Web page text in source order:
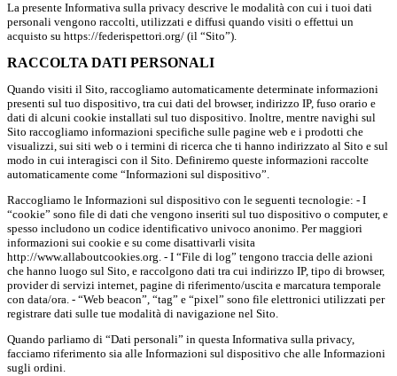
La presente Informativa sulla privacy descrive le modalità con cui i tuoi dati
personali vengono raccolti, utilizzati e diffusi quando visiti o effettui un
acquisto su https://federispettori.org/ (il “Sito”).
RACCOLTA DATI PERSONALI
Quando visiti il Sito, raccogliamo automaticamente determinate informazioni
presenti sul tuo dispositivo, tra cui dati del browser, indirizzo IP, fuso orario e
dati di alcuni cookie installati sul tuo dispositivo. Inoltre, mentre navighi sul
Sito raccogliamo informazioni specifiche sulle pagine web e i prodotti che
visualizzi, sui siti web o i termini di ricerca che ti hanno indirizzato al Sito e sul
modo in cui interagisci con il Sito. Definiremo queste informazioni raccolte
automaticamente come “Informazioni sul dispositivo”.
Raccogliamo le Informazioni sul dispositivo con le seguenti tecnologie: - I
“cookie” sono file di dati che vengono inseriti sul tuo dispositivo o computer, e
spesso includono un codice identificativo univoco anonimo. Per maggiori
informazioni sui cookie e su come disattivarli visita
http://www.allaboutcookies.org. - I “File di log” tengono traccia delle azioni
che hanno luogo sul Sito, e raccolgono dati tra cui indirizzo IP, tipo di browser,
provider di servizi internet, pagine di riferimento/uscita e marcatura temporale
con data/ora. - “Web beacon”, “tag” e “pixel” sono file elettronici utilizzati per
registrare dati sulle tue modalità di navigazione nel Sito.
Quando parliamo di “Dati personali” in questa Informativa sulla privacy,
facciamo riferimento sia alle Informazioni sul dispositivo che alle Informazioni
sugli ordini.